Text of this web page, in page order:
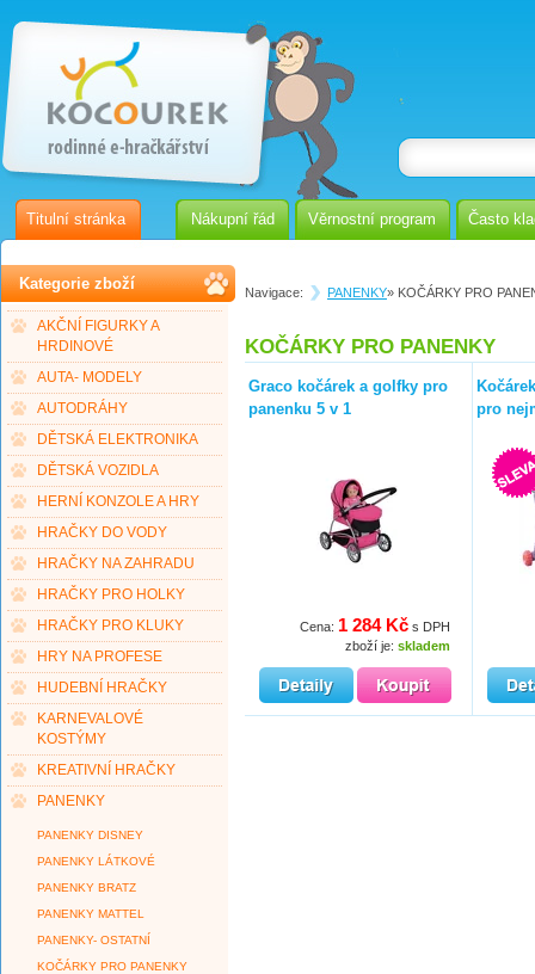
Titulní stránka Nákupní řád Věrnostní program Často
Kategorie zboží
AKČNÍ FIGURKY A
HRDINOVÉ
AUTA- MODELY
AUTODRÁHY
DĚTSKÁ ELEKTRONIKA
DĚTSKÁ VOZIDLA
HERNÍ KONZOLE A HRY
HRAČKY DO VODY
HRAČKY NA ZAHRADU
HRAČKY PRO HOLKY
HRAČKY PRO KLUKY
HRY NA PROFESE
HUDEBNÍ HRAČKY
KARNEVALOVÉ
KOSTÝMY
KREATIVNÍ HRAČKY
PANENKY
PANENKY DISNEY
PANENKY LÁTKOVÉ
PANENKY BRATZ
PANENKY MATTEL
PANENKY- OSTATNÍ
KOČÁRKY PRO PANENKY
Navigace: PANENKY» KOČÁRKY PRO
KOČÁRKY PRO PANENKY
Graco kočárek a golfky pro
panenku 5 v 1
Cena: 1 284 Kč s DPH
zboží je: skladem
pro